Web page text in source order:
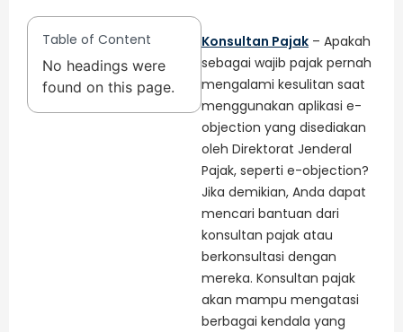
Table of Content
No headings were
found on this page.
Konsultan Pajak – Apakah
sebagai wajib pajak pernah
mengalami kesulitan saat
menggunakan aplikasi e-
objection yang disediakan
oleh Direktorat Jenderal
Pajak, seperti e-objection?
Jika demikian, Anda dapat
mencari bantuan dari
konsultan pajak atau
berkonsultasi dengan
mereka. Konsultan pajak
akan mampu mengatasi
berbagai kendala yang